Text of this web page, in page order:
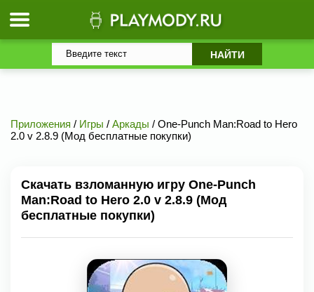
Приложения / Игры / Аркады / One-Punch Man:Road to Hero
2.0 v 2.8.9 (Мод бесплатные покупки)
Скачать взломанную игру One-Punch
Man:Road to Hero 2.0 v 2.8.9 (Мод
бесплатные покупки)